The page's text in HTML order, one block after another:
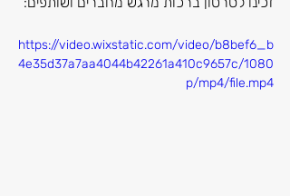
https://video.wixstatic.com/video/b8bef6_b
4e35d37a7aa4044b42261a410c9657c/1080
p/mp4/file.mp4